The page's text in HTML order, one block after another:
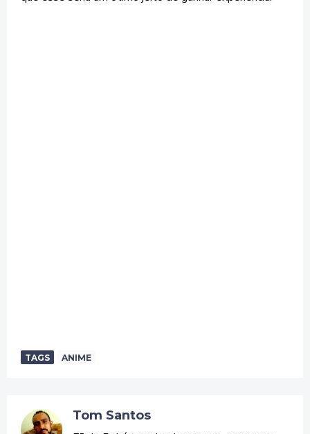
TAGS ANIME
Tom Santos